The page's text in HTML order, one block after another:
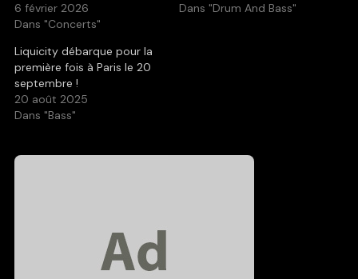
6 février 2026
Dans "Concerts"
Dans "Drum And Bass"
Liquicity débarque pour la
première fois à Paris le 20
septembre !
20 août 2025
Dans "Bass"